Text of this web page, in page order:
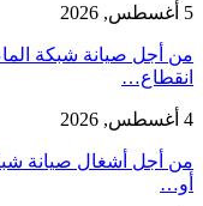
5 أغسطس, 2026
من أجل صيانة شبكة
انقطاع…
4 أغسطس, 2026
من أجل أشغال صيانة
أو…